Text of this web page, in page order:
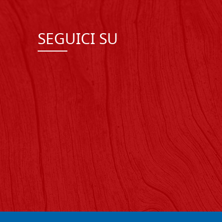
SEGUICI SU